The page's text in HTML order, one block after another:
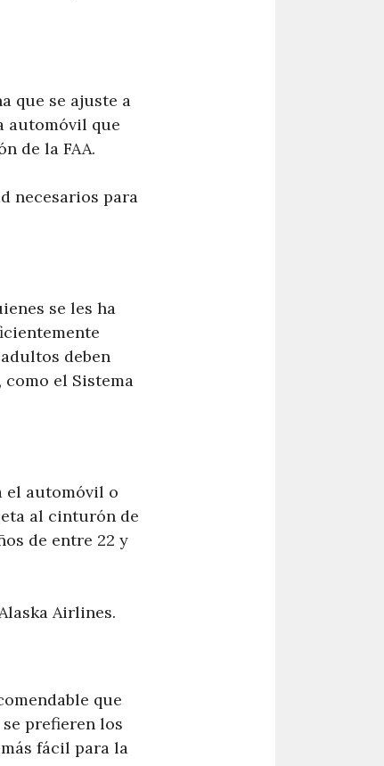
que se ajuste a
automóvil que
de la FAA.
necesarios para
se les ha
deben
el Sistema
el automóvil o
al cinturón de
de entre 22 y
Airlines.
que
prefieren los
fácil para la